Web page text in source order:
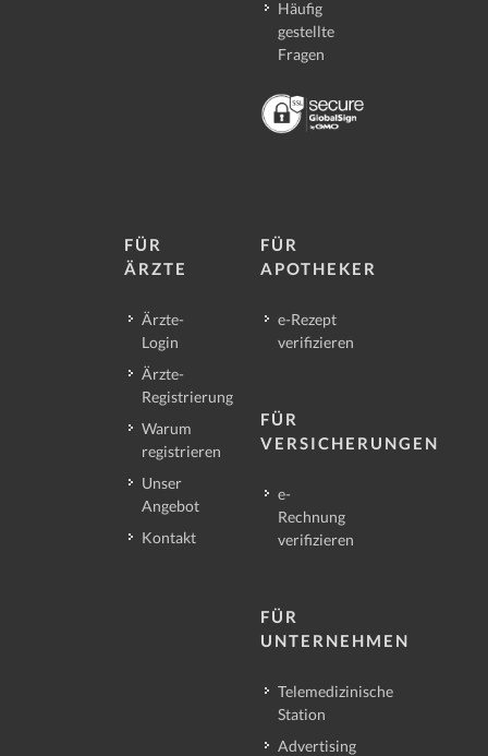
Häufig
gestellte
Fragen
FÜR
ÄRZTE
Ärzte-
Login
Ärzte-
Registrierung
Warum
registrieren
Unser
Angebot
Kontakt
FÜR
APOTHEKER
e-Rezept
verifizieren
FÜR
VERSICHERUNGEN
e-
Rechnung
verifizieren
FÜR
UNTERNEHMEN
Telemedizinische
Station
Advertising